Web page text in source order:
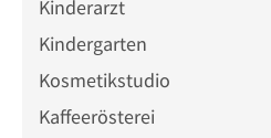
Kinderarzt
Kindergarten
Kosmetikstudio
Kaffeerösterei